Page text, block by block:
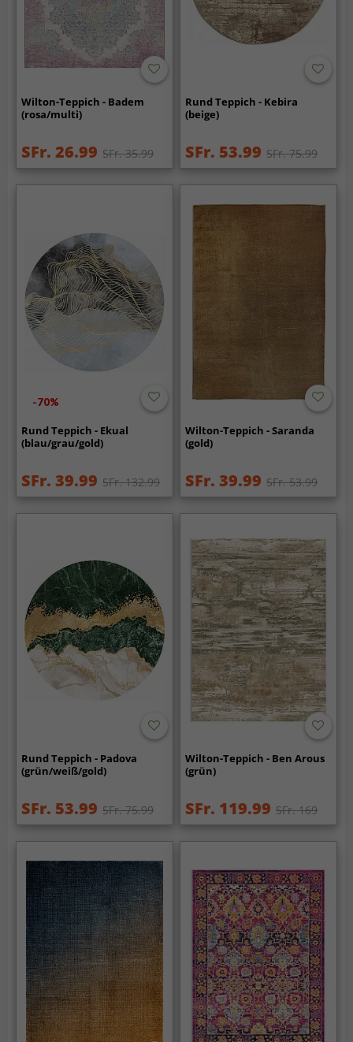
Wilton-Teppich - Badem
(rosa/multi)
SFr. 26.99 SFr. 35.99
Rund Teppich - Kebira
(beige)
SFr. 53.99 SFr. 75.99
-70%
Rund Teppich - Ekual
(blau/grau/gold)
SFr. 39.99 SFr. 132.99
Wilton-Teppich - Saranda
(gold)
SFr. 39.99 SFr. 53.99
Rund Teppich - Padova
(grün/weiß/gold)
SFr. 53.99 SFr. 75.99
Wilton-Teppich - Ben Arous
(grün)
SFr. 119.99 SFr. 169